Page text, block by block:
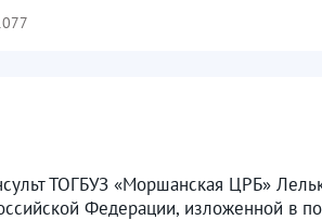
ТОГБУЗ «Моршанская ЦРБ»
Федерации, изложенной в